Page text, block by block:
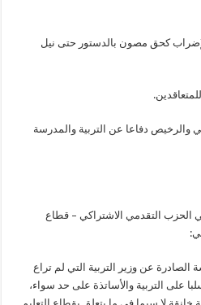
كحق مصون بالدستور حتى نيل
والرخيص دفاعا عن التربية والمدرسة
الحزب التقدمي الاشتراكي – قطاع
عن وزير التربية التي لم تراع
على التربية والأساتذة على حد سواء،